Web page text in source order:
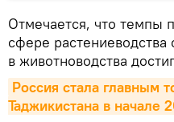
Отмечается, что темпы
сфере растениеводства
в животноводства
Россия стала главным
Таджикистана в начале